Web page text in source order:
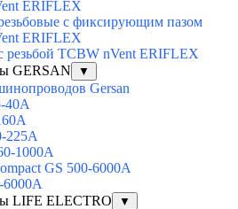
ERIFLEX
с фиксирующим пазом
ERIFLEX
TCBW nVent ERIFLEX
GERSAN
▼
Gersan
40A
225A
1000A
GS 500-6000A
6000A
LIFE ELECTRO
▼